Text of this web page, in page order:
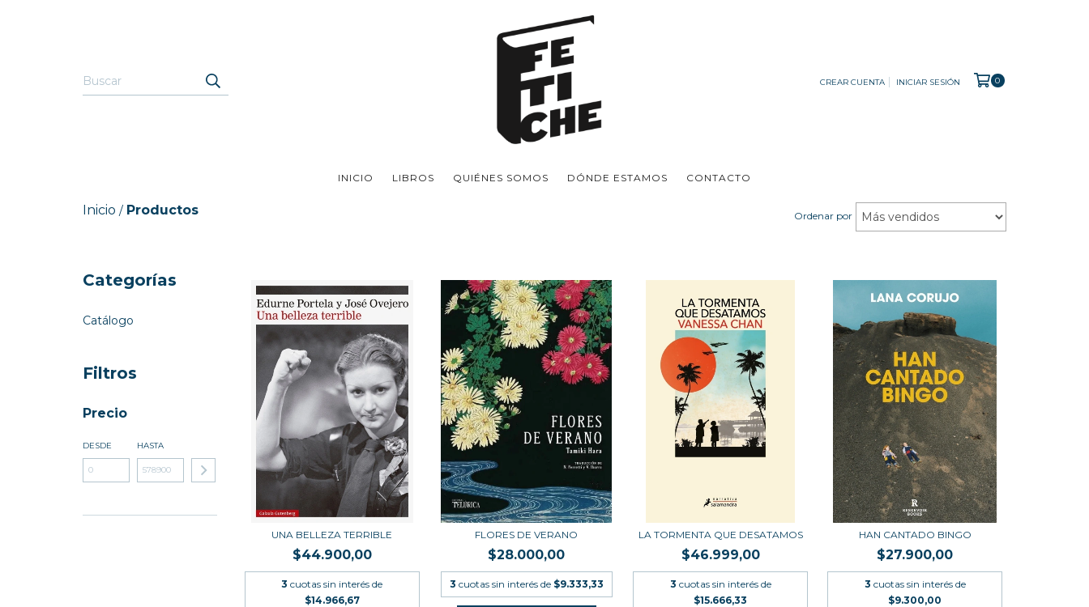
CREAR CUENTA INICIAR SESIÓN 0
INICIO LIBROS QUIÉNES SOMOS DÓNDE ESTAMOS CONTACTO
Inicio / Productos Ordenar por
Categorías
Catálogo
Filtros
Precio
DESDE HASTA
UNA BELLEZA TERRIBLE
$44.900,00
3 cuotas sin interés de
$14.966,67
FLORES DE VERANO
$28.000,00
3 cuotas sin interés de $9.333,33
LA TORMENTA QUE DESATAMOS
$46.999,00
3 cuotas sin interés de
$15.666,33
HAN CANTADO BINGO
$27.900,00
3 cuotas sin interés de
$9.300,00